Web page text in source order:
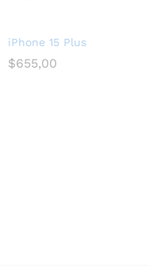
iPhone 15 Plus
$655,00